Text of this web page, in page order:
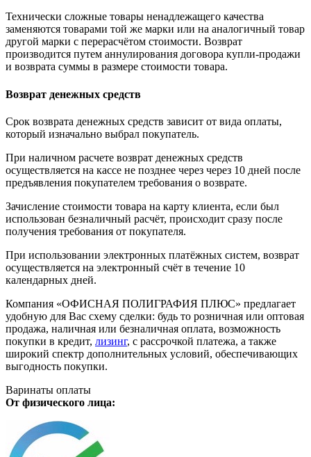
Технически сложные товары ненадлежащего качества
заменяются товарами той же марки или на аналогичный товар
другой марки с перерасчётом стоимости. Возврат
производится путем аннулирования договора купли-продажи
и возврата суммы в размере стоимости товара.
Возврат денежных средств
Срок возврата денежных средств зависит от вида оплаты,
который изначально выбрал покупатель.
При наличном расчете возврат денежных средств
осуществляется на кассе не позднее через через 10 дней после
предъявления покупателем требования о возврате.
Зачисление стоимости товара на карту клиента, если был
использован безналичный расчёт, происходит сразу после
получения требования от покупателя.
При использовании электронных платёжных систем, возврат
осуществляется на электронный счёт в течение 10
календарных дней.
Компания «ОФИСНАЯ ПОЛИГРАФИЯ ПЛЮС» предлагает
удобную для Вас схему сделки: будь то розничная или оптовая
продажа, наличная или безналичная оплата, возможность
покупки в кредит, лизинг, с рассрочкой платежа, а также
широкий спектр дополнительных условий, обеспечивающих
выгодность покупки.
Варинаты оплаты
От физического лица: